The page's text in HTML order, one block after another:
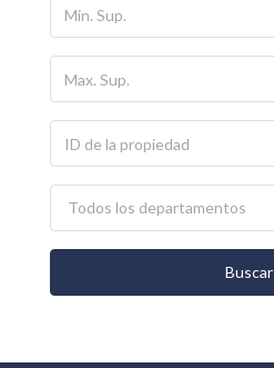
Todos los departamentos
Buscar